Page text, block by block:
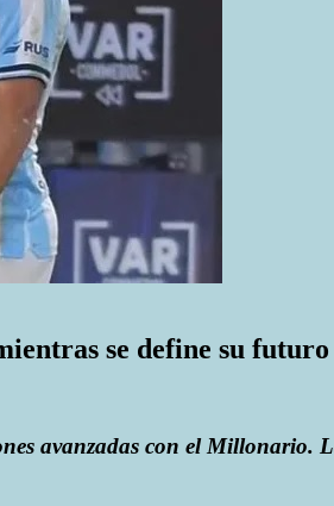
se define su futuro
avanzadas con el Millonario.